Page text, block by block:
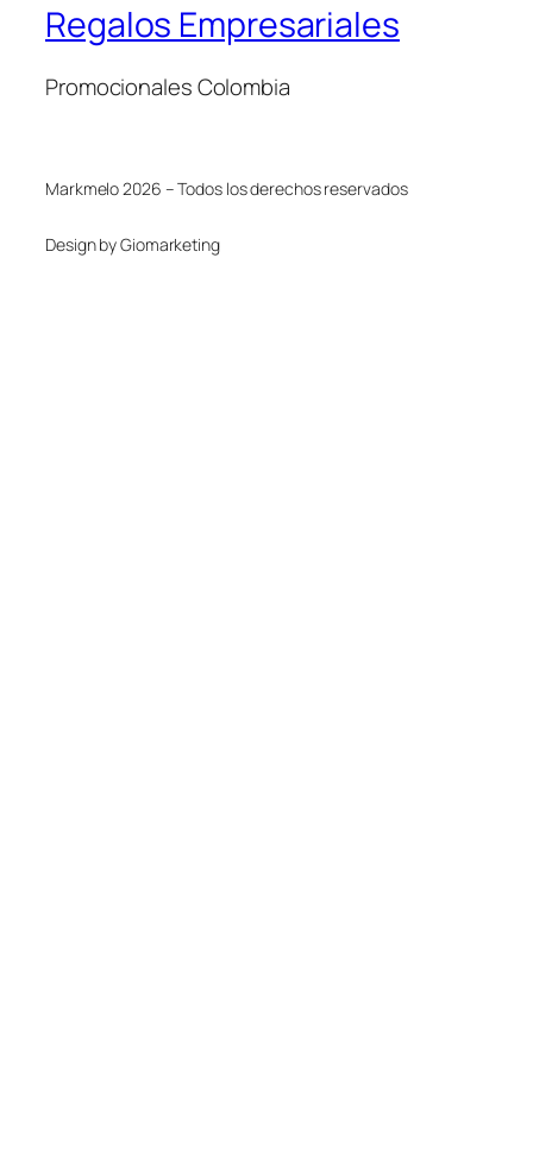
Regalos Empresariales
Promocionales Colombia
Markmelo 2026 – Todos los derechos reservados
Design by Giomarketing